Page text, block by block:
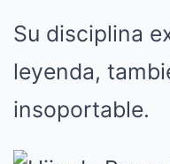
Su disciplina
leyenda,
insoportable.